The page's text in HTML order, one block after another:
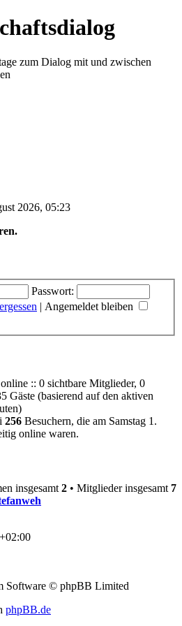
zum Dialog mit und zwischen
2026, 05:23
Passwort:
| Angemeldet bleiben
:: 0 sichtbare Mitglieder, 0
Gäste (basierend auf den aktiven
256 Besuchern, die am Samstag 1.
online waren.
insgesamt 2 • Mitglieder insgesamt 7
Software © phpBB Limited
phpBB.de